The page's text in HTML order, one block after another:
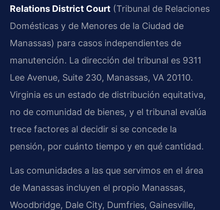
Relations District Court (Tribunal de Relaciones
Domésticas y de Menores de la Ciudad de
Manassas) para casos independientes de
manutención. La dirección del tribunal es 9311
Lee Avenue, Suite 230, Manassas, VA 20110.
Virginia es un estado de distribución equitativa,
no de comunidad de bienes, y el tribunal evalúa
trece factores al decidir si se concede la
pensión, por cuánto tiempo y en qué cantidad.
Las comunidades a las que servimos en el área
de Manassas incluyen el propio Manassas,
Woodbridge, Dale City, Dumfries, Gainesville,